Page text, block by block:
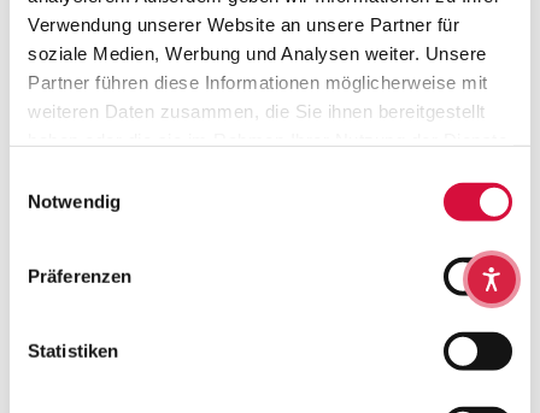
Verwendung unserer Website an unsere Partner für
soziale Medien, Werbung und Analysen weiter. Unsere
Partner führen diese Informationen möglicherweise mit
weiteren Daten zusammen, die Sie ihnen bereitgestellt
Cookies, wenn Sie unsere Webseite weiterhin nutzen.
Notwendig
Präferenzen
Statistiken
spielerische Förderung in einem niedlichen Babyspielzeug.
HERSTELLERINFO
Lebensknotenpunkte